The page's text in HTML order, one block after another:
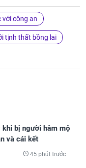
với công an
tịnh thất bồng lai
khi bị người hâm mộ
và cái kết
45 phút trước